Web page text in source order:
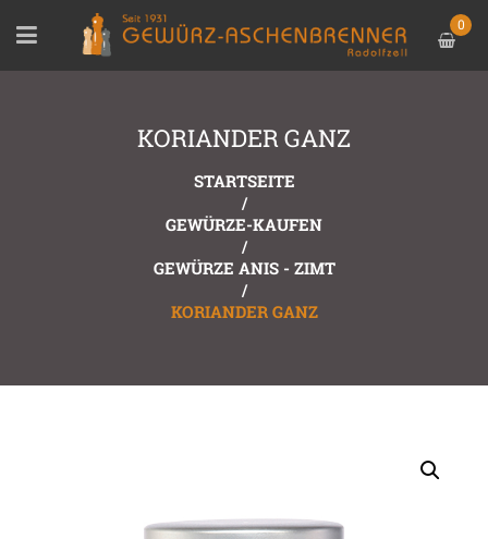
0
KORIANDER GANZ
STARTSEITE
/
GEWÜRZE-KAUFEN
/
GEWÜRZE ANIS - ZIMT
/
KORIANDER GANZ